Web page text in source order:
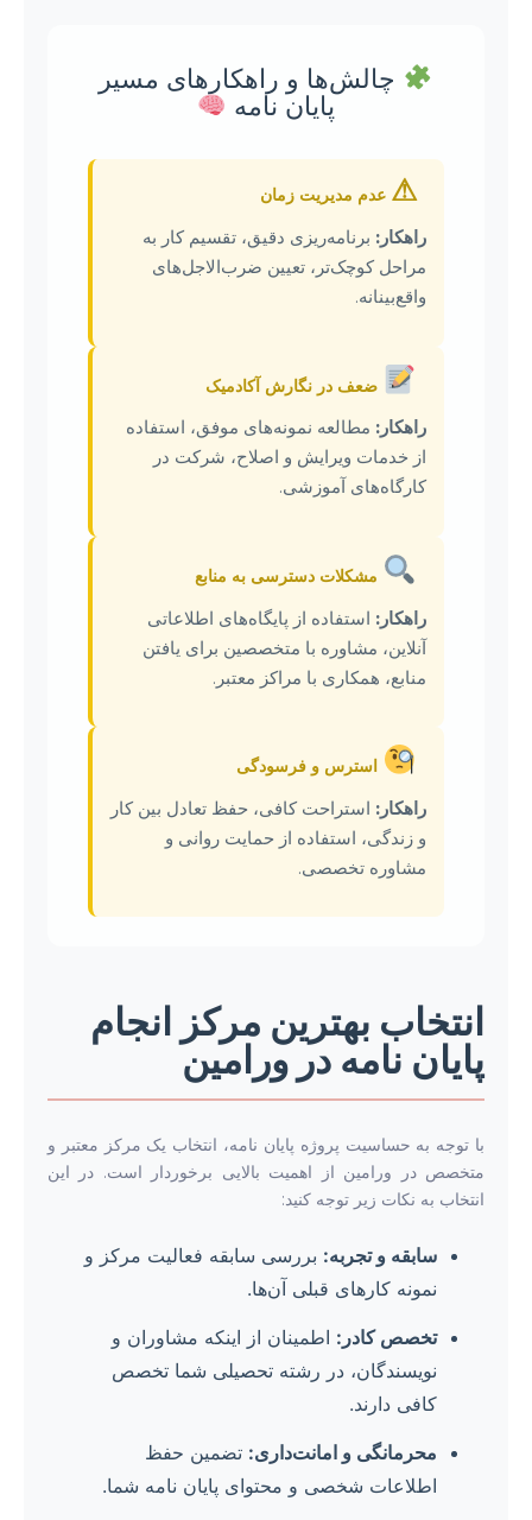
چالش‌ها و راهکارهای مسیر
پایان نامه
⚠ عدم مدیریت زمان
راهکار: برنامه‌ریزی دقیق، تقسیم کار به
مراحل کوچک‌تر، تعیین ضرب‌الاجل‌های
واقع‌بینانه.
ضعف در نگارش آکادمیک
راهکار: مطالعه نمونه‌های موفق، استفاده
از خدمات ویرایش و اصلاح، شرکت در
کارگاه‌های آموزشی.
مشکلات دسترسی به منابع
راهکار: استفاده از پایگاه‌های اطلاعاتی
آنلاین، مشاوره با متخصصین برای یافتن
منابع، همکاری با مراکز معتبر.
استرس و فرسودگی
راهکار: استراحت کافی، حفظ تعادل بین کار
و زندگی، استفاده از حمایت روانی و
مشاوره تخصصی.
انتخاب بهترین مرکز انجام
پایان نامه در ورامین
با توجه به حساسیت پروژه پایان نامه، انتخاب یک مرکز معتبر و
متخصص در ورامین از اهمیت بالایی برخوردار است. در این
انتخاب به نکات زیر توجه کنید:
سابقه و تجربه: بررسی سابقه فعالیت مرکز و
نمونه کارهای قبلی آن‌ها.
تخصص کادر: اطمینان از اینکه مشاوران و
نویسندگان، در رشته تحصیلی شما تخصص
کافی دارند.
محرمانگی و امانت‌داری: تضمین حفظ
اطلاعات شخصی و محتوای پایان نامه شما.